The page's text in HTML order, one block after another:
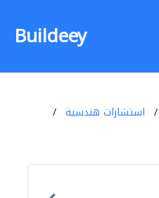
Buildeey
استشارات هندسية